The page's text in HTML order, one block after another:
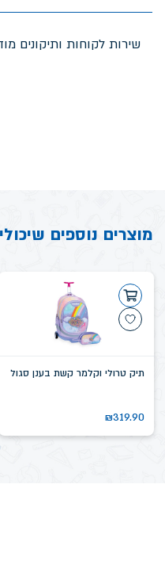
שירות לקוחות ותיקונים
מוצרים נוספים
תיק טרולי וקלמר קשת בענן סגול
₪319.90